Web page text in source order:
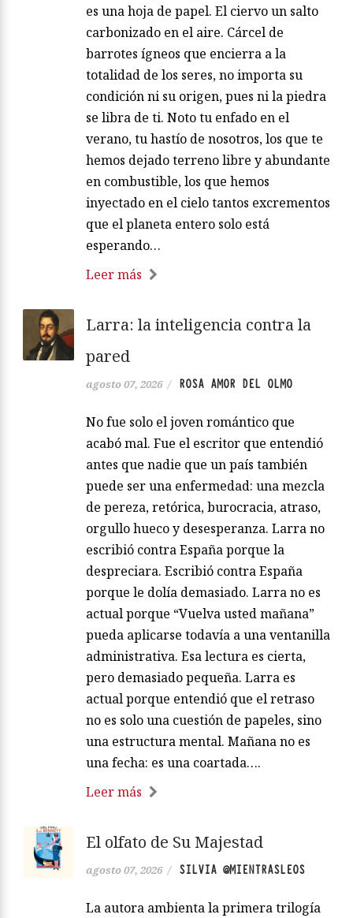
es una hoja de papel. El ciervo un salto
carbonizado en el aire. Cárcel de
barrotes ígneos que encierra a la
totalidad de los seres, no importa su
condición ni su origen, pues ni la piedra
se libra de ti. Noto tu enfado en el
verano, tu hastío de nosotros, los que te
hemos dejado terreno libre y abundante
en combustible, los que hemos
inyectado en el cielo tantos excrementos
que el planeta entero solo está
esperando…
Leer más
Larra: la inteligencia contra la
pared
agosto 07, 2026 / ROSA AMOR DEL OLMO
No fue solo el joven romántico que
acabó mal. Fue el escritor que entendió
antes que nadie que un país también
puede ser una enfermedad: una mezcla
de pereza, retórica, burocracia, atraso,
orgullo hueco y desesperanza. Larra no
escribió contra España porque la
despreciara. Escribió contra España
porque le dolía demasiado. Larra no es
actual porque “Vuelva usted mañana”
pueda aplicarse todavía a una ventanilla
administrativa. Esa lectura es cierta,
pero demasiado pequeña. Larra es
actual porque entendió que el retraso
no es solo una cuestión de papeles, sino
una estructura mental. Mañana no es
una fecha: es una coartada….
Leer más
El olfato de Su Majestad
agosto 07, 2026 / SILVIA @MIENTRASLEOS
La autora ambienta la primera trilogía